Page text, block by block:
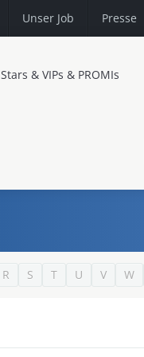
Unser Job Presse
Stars & VIPs & PROMIs
R S T U V W